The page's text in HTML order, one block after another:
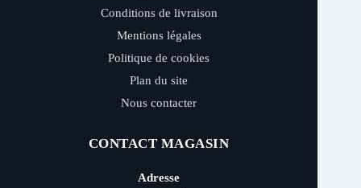
Conditions de livraison
Mentions légales
Politique de cookies
Plan du site
Nous contacter
CONTACT MAGASIN
Adresse